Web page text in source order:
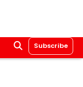
Subscribe